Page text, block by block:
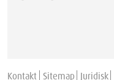
Kontakt Sitemap Juridisk